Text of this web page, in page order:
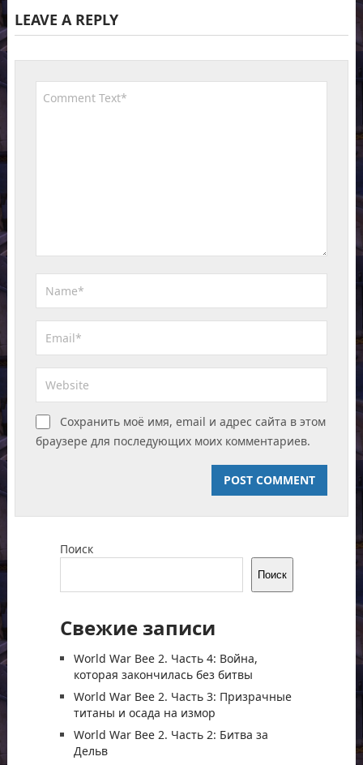
LEAVE A REPLY
Сохранить моё имя, email и адрес сайта в этом
браузере для последующих моих комментариев.
Поиск
Поиск
Свежие записи
World War Bee 2. Часть 4: Война,
которая закончилась без битвы
World War Bee 2. Часть 3: Призрачные
титаны и осада на измор
World War Bee 2. Часть 2: Битва за
Дельв